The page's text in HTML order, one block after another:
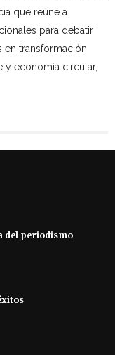
que reúne a
para debatir
en transformación
y economía circular,
del periodismo